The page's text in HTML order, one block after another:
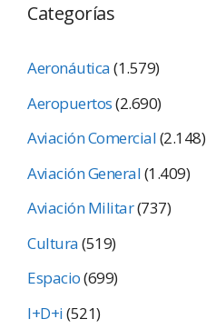
Categorías
Aeronáutica(1.579)
Aeropuertos(2.690)
Aviación Comercial(2.148)
Aviación General(1.409)
Aviación Militar(737)
Cultura(519)
Espacio(699)
I+D+i(521)